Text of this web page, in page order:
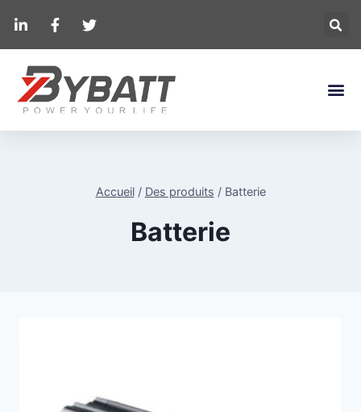
Accueil / Des produits / Batterie
Batterie